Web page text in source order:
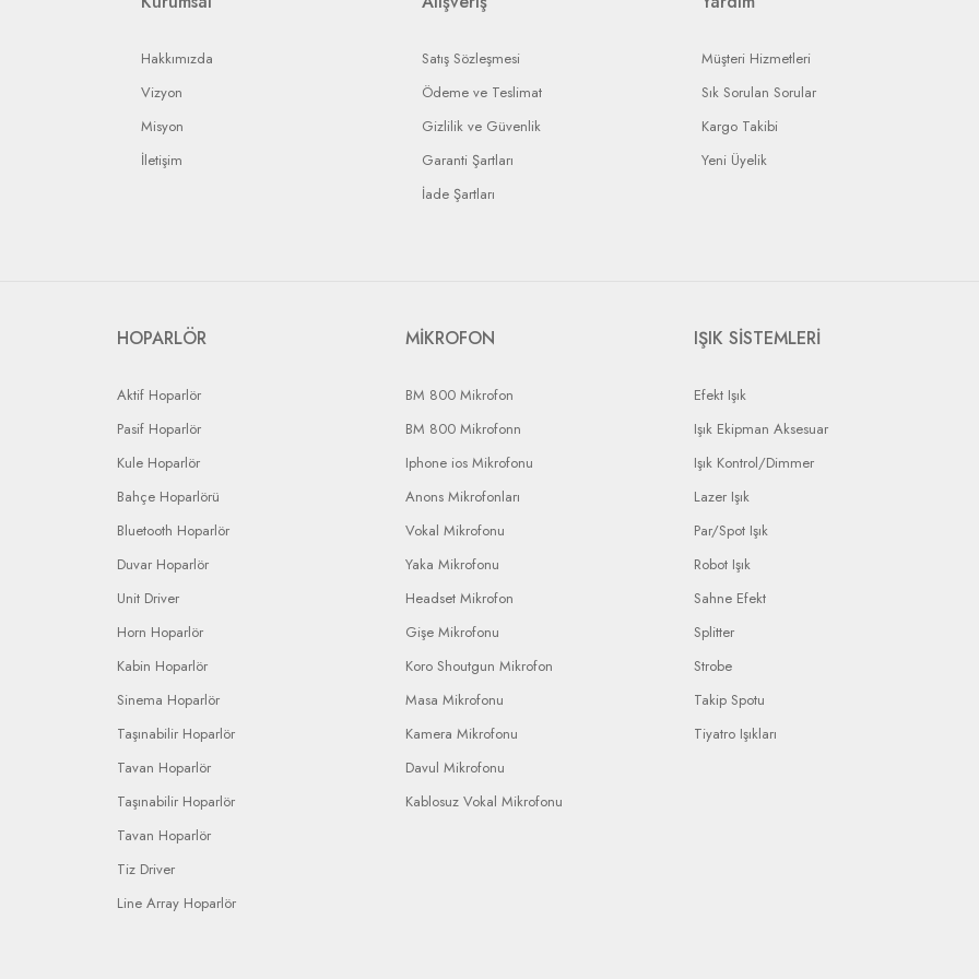
Hakkımızda
Vizyon
Misyon
İletişim
Satış Sözleşmesi
Ödeme ve Teslimat
Gizlilik ve Güvenlik
Garanti Şartları
İade Şartları
Müşteri Hizmetleri
Sık Sorulan Sorular
Kargo Takibi
Yeni Üyelik
HOPARLÖR
Aktif Hoparlör
Pasif Hoparlör
Kule Hoparlör
Bahçe Hoparlörü
Bluetooth Hoparlör
Duvar Hoparlör
Unit Driver
Horn Hoparlör
Kabin Hoparlör
Sinema Hoparlör
Taşınabilir Hoparlör
Tavan Hoparlör
Taşınabilir Hoparlör
Tavan Hoparlör
Tiz Driver
Line Array Hoparlör
MİKROFON
BM 800 Mikrofon
BM 800 Mikrofonn
Iphone ios Mikrofonu
Anons Mikrofonları
Vokal Mikrofonu
Yaka Mikrofonu
Headset Mikrofon
Gişe Mikrofonu
Koro Shoutgun Mikrofon
Masa Mikrofonu
Kamera Mikrofonu
Davul Mikrofonu
Kablosuz Vokal Mikrofonu
IŞIK SİSTEMLERİ
Efekt Işık
Işık Ekipman Aksesuar
Işık Kontrol/Dimmer
Lazer Işık
Par/Spot Işık
Robot Işık
Sahne Efekt
Splitter
Strobe
Takip Spotu
Tiyatro Işıkları